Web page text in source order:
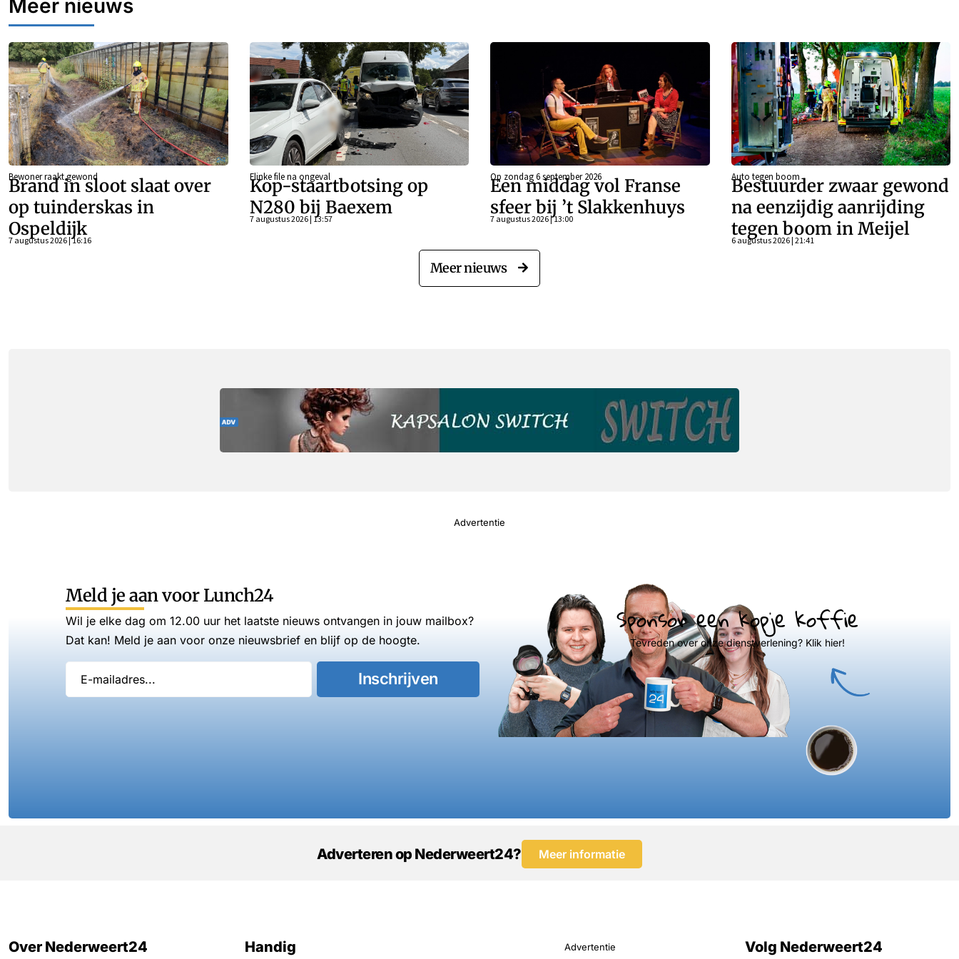
Meer nieuws
Bewoner raakt gewond
Brand in sloot slaat over
op tuinderskas in
Ospeldijk
7 augustus 2026 | 16:16
Flinke file na ongeval
Kop-staartbotsing op
N280 bij Baexem
7 augustus 2026 | 13:57
Op zondag 6 september 2026
Een middag vol Franse
sfeer bij ’t Slakkenhuys
7 augustus 2026 | 13:00
Auto tegen boom
Bestuurder zwaar gewond
na eenzijdig aanrijding
tegen boom in Meijel
6 augustus 2026 | 21:41
Meer nieuws
Advertentie
Meld je aan voor Lunch24
Wil je elke dag om 12.00 uur het laatste nieuws ontvangen in jouw mailbox?
Dat kan! Meld je aan voor onze nieuwsbrief en blijf op de hoogte.
Inschrijven
Sponsor een kopje koffie
Tevreden over onze dienstverlening? Klik hier!
Adverteren op Nederweert24? Meer informatie
Over Nederweert24 Handig Advertentie Volg Nederweert24